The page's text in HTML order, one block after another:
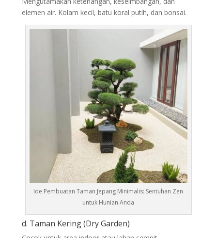
elemen air. Kolam kecil, batu koral putih, dan bonsai.
Ide Pembuatan Taman Jepang Minimalis: Sentuhan Zen
untuk Hunian Anda
d. Taman Kering (Dry Garden)